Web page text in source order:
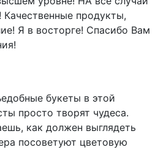
Качественные продукты,
Я в восторге! Спасибо Вам
букеты в этой
просто творят чудеса.
как должен выглядеть
посоветуют цветовую